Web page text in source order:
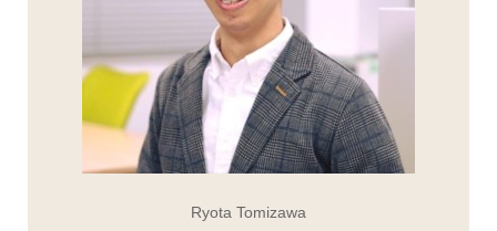
Ryota Tomizawa